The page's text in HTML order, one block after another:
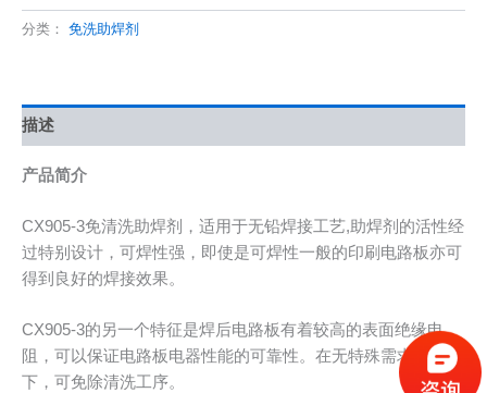
分类： 免洗助焊剂
描述
产品简介
CX905-3免清洗助焊剂，适用于无铅焊接工艺,助焊剂的活性经
过特别设计，可焊性强，即使是可焊性一般的印刷电路板亦可
得到良好的焊接效果。
CX905-3的另一个特征是焊后电路板有着较高的表面绝缘电
阻，可以保证电路板电器性能的可靠性。在无特殊需求条件
下，可免除清洗工序。